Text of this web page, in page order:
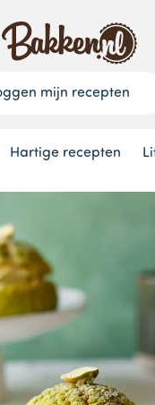
mijn recepten
Hartige recepten